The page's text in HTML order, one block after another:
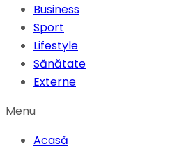
Business
Sport
Lifestyle
Sănătate
Externe
Menu
Acasă